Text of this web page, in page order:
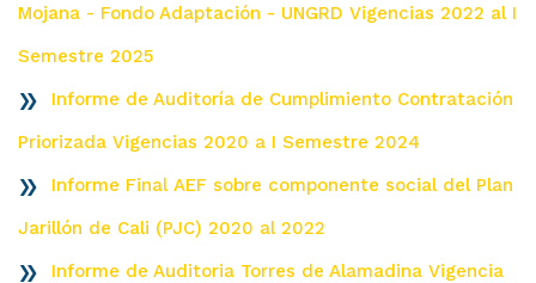
Mojana - Fondo Adaptación - UNGRD Vigencias 2022 al I
Semestre 2025
Informe de Auditoría de Cumplimiento Contratación
Priorizada Vigencias 2020 a I Semestre 2024
Informe Final AEF sobre componente social del Plan
Jarillón de Cali (PJC) 2020 al 2022
Informe de Auditoria Torres de Alamadina Vigencia